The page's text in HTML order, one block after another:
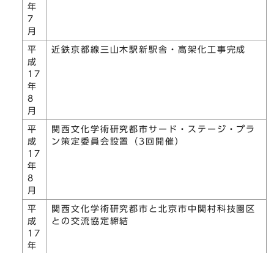
年
7
月
平
成
17
年
8
月
近鉄京都線三山木駅新駅舎・高架化工事完成
平
成
17
年
8
月
関西文化学術研究都市サード・ステージ・プラ
ン策定委員会設置（3回開催）
平
成
17
年
関西文化学術研究都市と北京市中関村科技園区
との交流協定締結